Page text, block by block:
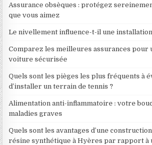
Assurance obsèques : protégez
que vous aimez
Le nivellement influence-t-il une
Comparez les meilleures assurances pour
voiture sécurisée
Quels sont les pièges les plus fréquents à
d’installer un terrain de tennis ?
Alimentation anti-inflammatoire : votre
maladies graves
Quels sont les avantages d’une
résine synthétique à Hyères par rapport à